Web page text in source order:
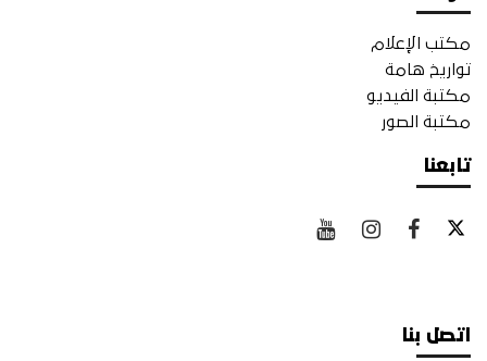
مكتب الإعلام
تواريخ هامة
مكتبة الفيديو
مكتبة الصور
تابعنا
اتصل بنا